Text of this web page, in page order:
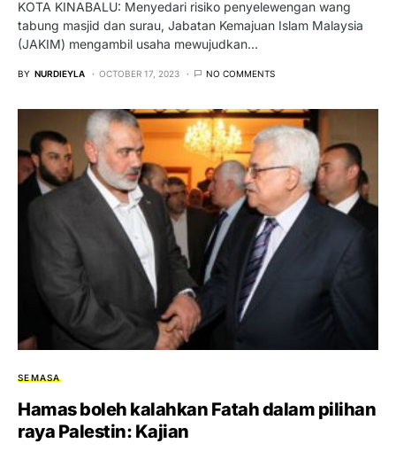
KOTA KINABALU: Menyedari risiko penyelewengan wang
tabung masjid dan surau, Jabatan Kemajuan Islam Malaysia
(JAKIM) mengambil usaha mewujudkan…
BY NURDIEYLA OCTOBER 17, 2023 NO COMMENTS
SEMASA
Hamas boleh kalahkan Fatah dalam pilihan
raya Palestin: Kajian